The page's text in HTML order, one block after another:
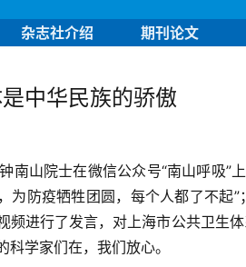
杂志社介绍 期刊论文
中华民族的骄傲
南山院士在微信公众号“南山呼吸”
为防疫牺牲团圆，每个人都了不起
频进行了发言，对上海市公共卫生
科学家们在，我们放心。